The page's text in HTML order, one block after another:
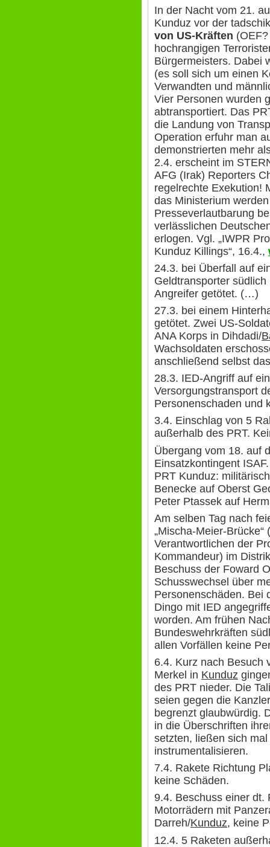
In der Nacht vom 21.
Kunduz vor der
von US-Kräften
hochrangigen
Bürgermeisters. Dabei
(es soll sich um einen
Verwandten und
Vier Personen wurden
abtransportiert. Das
die Landung von
Operation erfuhr man
demonstrierten mehr
2.4. erscheint im
AFG (Irak) Reporters
regelrechte Exekution!
das Ministerium
Presseverlautbarung
verlässlichen
erlogen. Vgl. „IWPR
Kunduz Killings“, 16.4.,
24.3. bei Überfall auf
Geldtransporter
Angreifer getötet. (…)
27.3. bei einem
getötet. Zwei US-
ANA Korps in Dihdadi/
Wachsoldaten
anschließend selbst
28.3. IED-Angriff auf
Versorgungstransport
Personenschaden und
3.4. Einschlag von 5
außerhalb des PRT.
Übergang vom 18. auf
Einsatzkontingent
PRT Kunduz:
Benecke auf Oberst
Peter Ptassek auf
Am selben Tag nach
„Mischa-Meier-
Verantwortlichen der
Kommandeur) im
Beschuss der Foward
Schusswechsel über
Personenschäden. Bei
Dingo mit IED
worden. Am frühen
Bundeswehrkräften
allen Vorfällen keine
6.4. Kurz nach Besuch
Merkel in Kunduz
des PRT nieder. Die
seien gegen die
begrenzt glaubwürdig.
in die Überschriften
setzten, ließen sich
instrumentalisieren.
7.4. Rakete Richtung
keine Schäden.
9.4. Beschuss einer dt.
Motorrädern mit
Darreh/Kunduz, keine
12.4. 5 Raketen